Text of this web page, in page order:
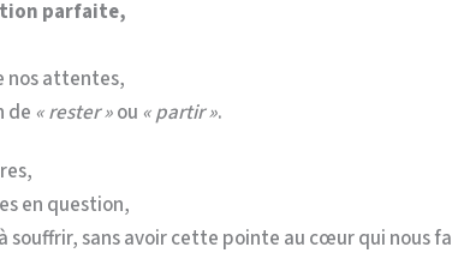
parfaite,
nos attentes,
de « rester »ou « partir ».
en question,
souffrir, sans avoir cette pointe au cœur qui nous